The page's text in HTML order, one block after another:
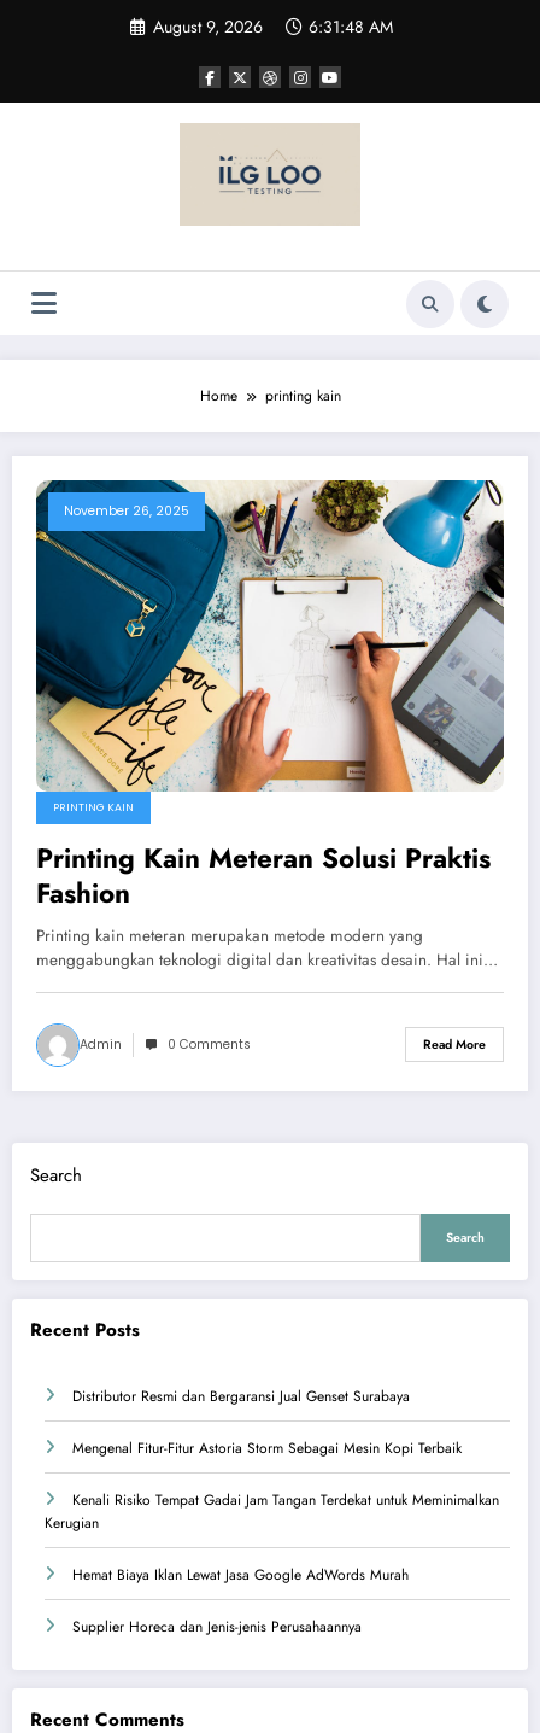
August 9, 2026 6:31:48 AM
Home printing kain
November 26, 2025
PRINTING KAIN
Printing Kain Meteran Solusi Praktis
Fashion
Printing kain meteran merupakan metode modern yang
menggabungkan teknologi digital dan kreativitas desain. Hal ini…
Admin 0 Comments Read More
Search
Search
Recent Posts
Distributor Resmi dan Bergaransi Jual Genset Surabaya
Mengenal Fitur-Fitur Astoria Storm Sebagai Mesin Kopi Terbaik
Kenali Risiko Tempat Gadai Jam Tangan Terdekat untuk Meminimalkan
Kerugian
Hemat Biaya Iklan Lewat Jasa Google AdWords Murah
Supplier Horeca dan Jenis-jenis Perusahaannya
Recent Comments